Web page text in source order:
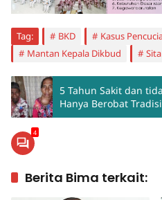
Tag: BKD Kasus
Mantan Kepala Dikbud
5 Tahun Sakit dan
Hanya Berobat
4
Berita Bima terkait: